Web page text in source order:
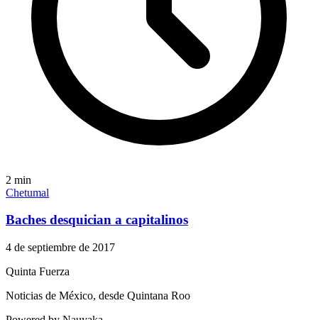
2 min
Chetumal
Baches desquician a capitalinos
4 de septiembre de 2017
Quinta Fuerza
Noticias de México, desde Quintana Roo